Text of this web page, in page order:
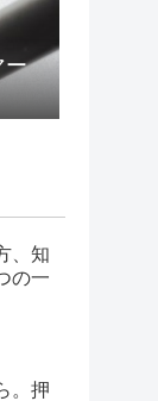
ー
、知
の一
。押